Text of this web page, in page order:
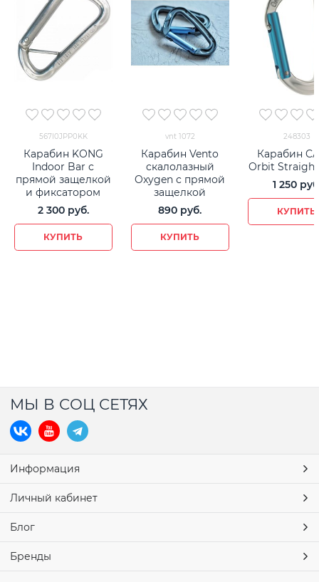
567I0JPP0KK
Карабин KONG
Indoor Bar с
прямой защелкой
и фиксатором
2 300 руб.
КУПИТЬ
vnt 1072
Карабин Vento
cкалолазный
Oxygen с прямой
защелкой
890 руб.
КУПИТЬ
248303
Карабин
Orbit
1 250
КУПИТЬ
МЫ В СОЦ СЕТЯХ
Информация
Личный кабинет
Блог
Бренды